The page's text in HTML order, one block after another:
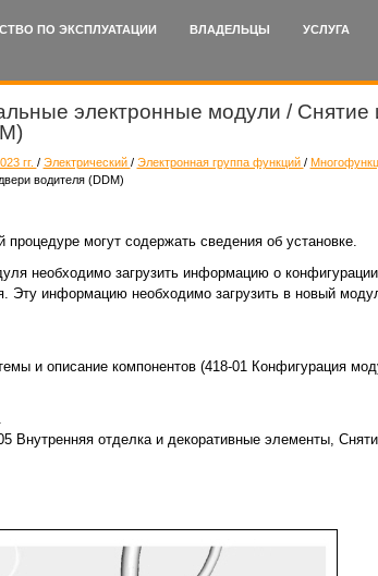
ПО ЭКСПЛУАТАЦИИ ВЛАДЕЛЬЦЫ УСЛУГА
электронные модули / Снятие
гг. / Электрический / Электронная группа функций /
водителя (DDM)
могут содержать сведения об установке.
необходимо загрузить информацию о
Эту информацию необходимо загрузить в новый
и описание компонентов (418-01 Конфигурация
Внутренняя отделка и декоративные элементы,